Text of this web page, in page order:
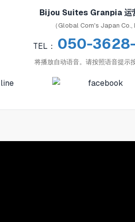
Bijou Suites Granpia 运
（Global Com's Japan Co.,
TEL： 050-
将播放自动语音。请按照语音提示